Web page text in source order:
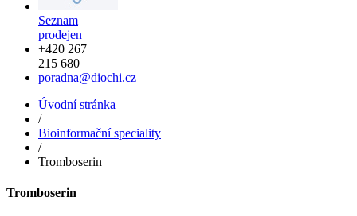
Seznam
prodejen
+420 267
215 680
poradna@diochi.cz
Úvodní stránka
/
Bioinformační speciality
/
Tromboserin
Tromboserin